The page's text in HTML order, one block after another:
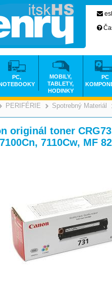
PERIFÉRIE >
Spotrebný Materiál
originál toner
7110Cw, MF
PC,
MOBILY,
TABLETY,
HODINKY
PC